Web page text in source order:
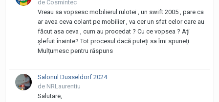
de Cosmintec
Vreau sa vopsesc mobilierul rulotei , un swift 2005 , pare ca
ar avea ceva colant pe mobilier , va cer un sfat celor care au
făcut asa ceva , cum au procedat ? Cu ce vopsea ? Ați
șlefuit înainte? Tot procesul dacă puteți sa îmi spuneți.
Mulțumesc pentru răspuns
Salonul Dusseldorf 2024
de NRLaurentiu
Salutare,